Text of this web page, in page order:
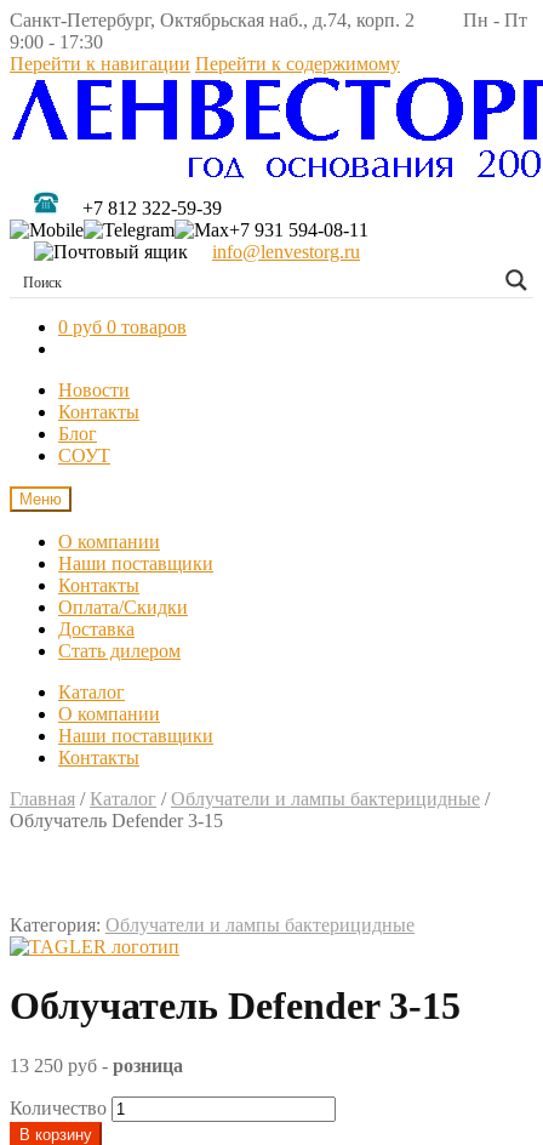
Санкт-Петербург, Октябрьская наб., д.74, корп. 2 Пн - Пт
9:00 - 17:30
Перейти к навигации Перейти к содержимому
+7 812 322-59-39
+7 931 594-08-11
info@lenvestorg.ru
0 руб 0 товаров
Новости
Контакты
Блог
СОУТ
Меню
О компании
Наши поставщики
Контакты
Оплата/Скидки
Доставка
Стать дилером
Каталог
О компании
Наши поставщики
Контакты
Главная / Каталог /Облучатели и лампы бактерицидные /
Облучатель Defender 3-15
Категория: Облучатели и лампы бактерицидные
Облучатель Defender 3-15
13 250 руб - розница
Количество
В корзину